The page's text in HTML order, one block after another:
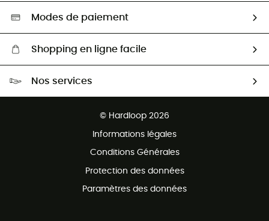
Aide & Contact
Sélection éco-responsable
Modes de paiement
Shopping en ligne facile
Nos services
© Hardloop 2026
Informations légales
Conditions Générales
Protection des données
Paramètres des données